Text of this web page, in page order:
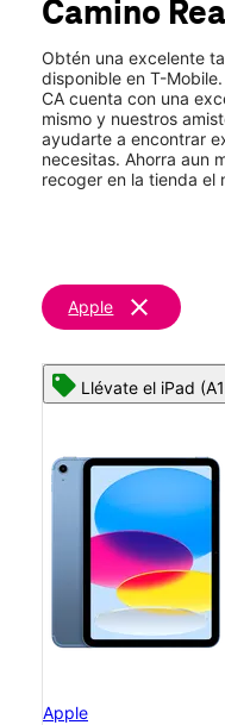
Mar.:10:00 a.m. a
490 El Camino Real
Camino
Obtén una excelente
disponible en T-
CA cuenta con una
mismo y nuestros
ayudarte a encontrar
necesitas. Ahorra aun
recoger en la tienda el
Apple clear
Llévate el iPad
Apple